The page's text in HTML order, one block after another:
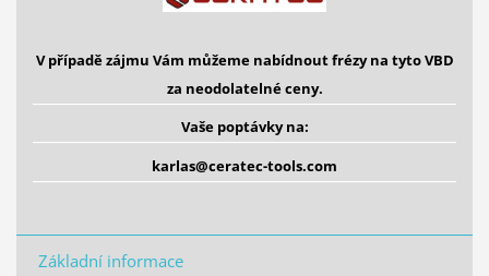
V případě zájmu Vám můžeme nabídnout frézy na tyto VBD
za neodolatelné ceny.
Vaše poptávky na:
karlas@ceratec-tools.com
Základní informace